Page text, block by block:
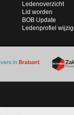
Ledenoverzicht
Lid worden
BOB Update
Ledenprofiel